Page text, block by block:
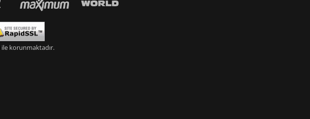
ile korunmaktadır.